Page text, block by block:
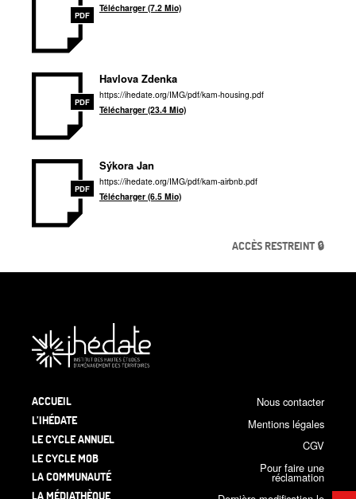
PDF
Télécharger (7.2 Mio)
PDF
Havlova Zdenka
https://ihedate.org/IMG/pdf/kam-housing.pdf
Télécharger (23.4 Mio)
PDF
Sýkora Jan
https://ihedate.org/IMG/pdf/kam-airbnb.pdf
Télécharger (6.5 Mio)
ACCÈS RESTREINT 🔒
ACCUEIL
L’IHÉDATE
LE CYCLE ANNUEL
LE CYCLE MOB
LA COMMUNAUTÉ
LA MÉDIATHÈQUE
Nous contacter
Mentions légales
CGV
Pour faire une
réclamation